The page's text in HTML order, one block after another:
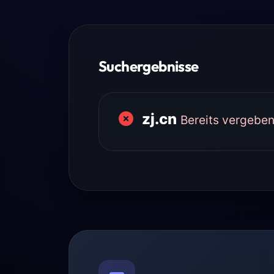
Suchergebnisse
zj.cn Bereits vergeben